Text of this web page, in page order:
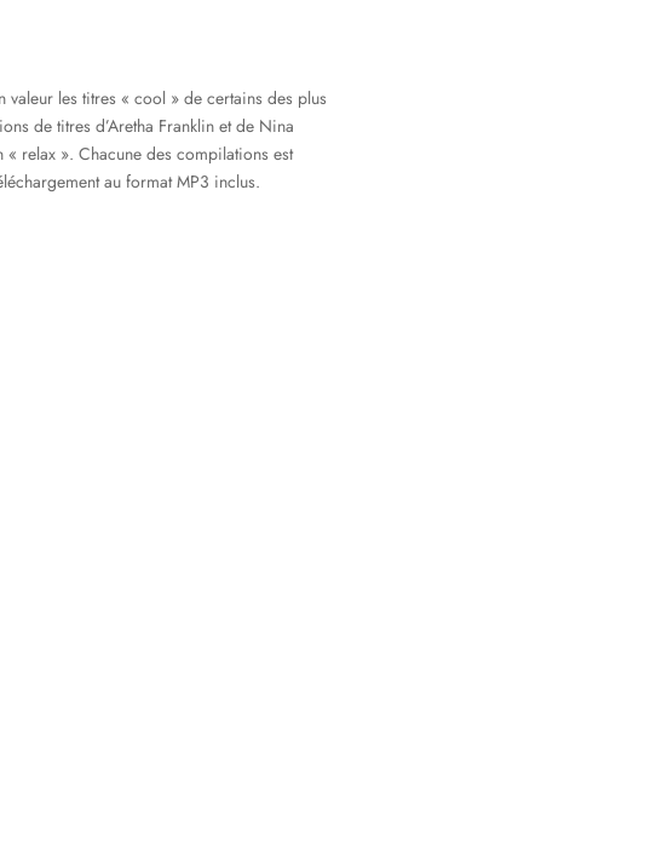
les titres « cool » de certains des plus
de titres d’Aretha Franklin et de Nina
relax ». Chacune des compilations est
au format MP3 inclus.